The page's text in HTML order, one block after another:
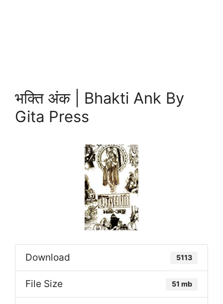
भक्ति अंक | Bhakti Ank By
Gita Press
Download 5113
File Size 51 mb